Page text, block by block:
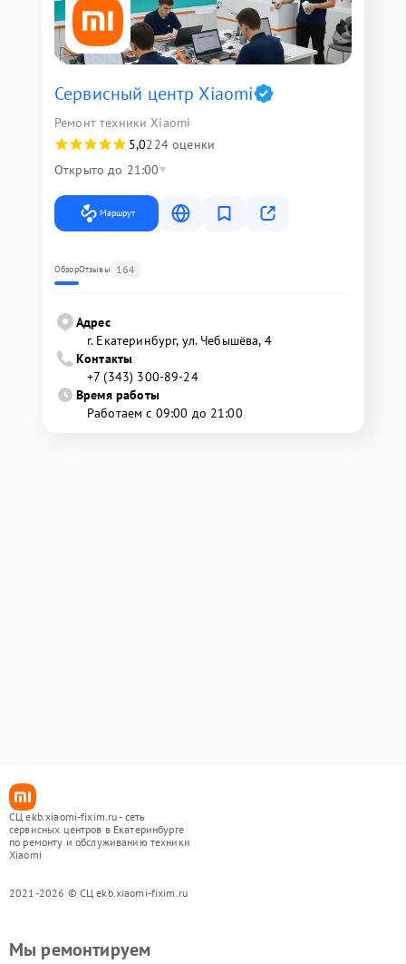
Сервисный центр Xiaomi
Ремонт техники Xiaomi
5,0224 оценки
Открыто до 21:00
Маршрут
ОбзорОтзывы 164
Адрес
г. Екатеринбург, ул. Чебышёва, 4
Контакты
+7 (343) 300-89-24
Время работы
Работаем с 09:00 до 21:00
СЦ ekb.xiaomi-fixim.ru - сеть
сервисных центров в Екатеринбурге
по ремонту и обслуживанию техники
Xiaomi
2021-2026 © СЦ ekb.xiaomi-fixim.ru
Мы ремонтируем